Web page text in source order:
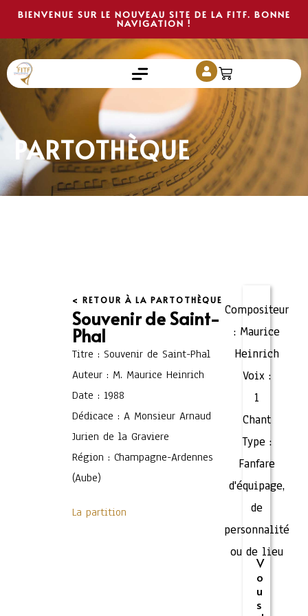
BIENVENUE SUR LE NOUVEAU SITE DE LA FITF. BONNE
NAVIGATION !
PARTOTHÈQUE
< RETOUR À LA PARTOTHÈQUE
Souvenir de Saint-
Phal
Titre : Souvenir de Saint-Phal
Auteur : M. Maurice Heinrich
Date : 1988
Dédicace : A Monsieur Arnaud
Jurien de la Graviere
Région : Champagne-Ardennes
(Aube)
La partition
Compositeur
: Maurice
Heinrich
Voix :
1
Chant
Type :
Fanfare
d'équipage,
de
personnalité
ou de lieu
V
o
u
s